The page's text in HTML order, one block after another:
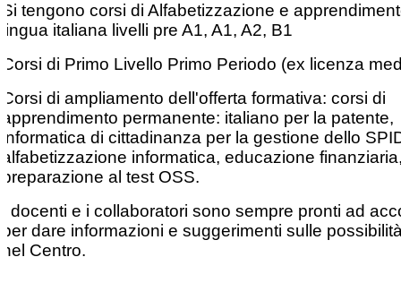
Si tengono corsi di Alfabetizzazione e
lingua italiana livelli pre A1, A1, A2, B1
Corsi di Primo Livello Primo Periodo (ex licenza
Corsi di ampliamento dell'offerta formativa: corsi di
apprendimento permanente: italiano per la patente,
informatica di cittadinanza per la gestione dello
alfabetizzazione informatica, educazione
preparazione al test OSS.
I docenti e i collaboratori sono sempre pronti ad
per dare informazioni e suggerimenti sulle
nel Centro.